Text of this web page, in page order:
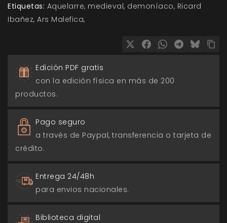
Etiquetas: Aquelarre medieval demoníaco Ricard
Ibañez Ars Malefica
Edición PDF gratis
con la edición física en más de 200
productos.
Pago seguro
a través de Paypal, transferencia o tarjeta de
crédito.
Entrega 24/48h
para envios nacionales.
Biblioteca digital